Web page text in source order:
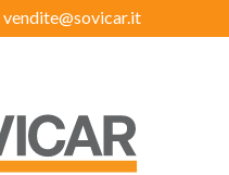
vendite@sovicar.it